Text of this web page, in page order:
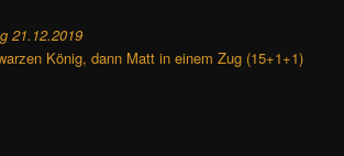
21.12.2019
König, dann Matt in einem Zug (15+1+1)